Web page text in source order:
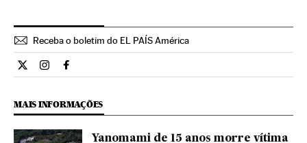
Receba o boletim do EL PAÍS América
Opiniao El País Brasil en Twitter
Opiniao El País Brasil en Instagram
Opiniao El País Brasil en Facebook
MAIS INFORMAÇÕES
Yanomami de 15 anos morre vítima